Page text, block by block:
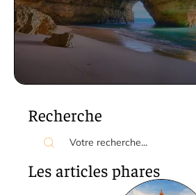
Recherche
Les articles phares